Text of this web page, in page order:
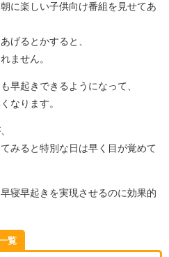
に楽しい子供向け番組を見せてあ
げるとかすると、
ません。
早起きできるようになって、
なります。
みると特別な日は早く目が覚めて
寝早起きを実現させるのに効果的
覧